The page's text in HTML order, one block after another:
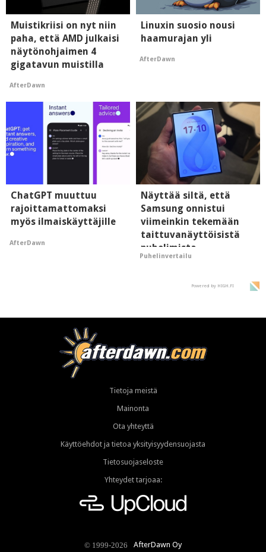
Muistikriisi on nyt niin
paha, että AMD julkaisi
näytönohjaimen 4
gigatavun muistilla
AfterDawn
Linuxin suosio nousi
haamurajan yli
AfterDawn
ChatGPT muuttuu
rajoittamattomaksi
myös ilmaiskäyttäjille
AfterDawn
Näyttää siltä, että
Samsung onnistui
viimeinkin tekemään
taittuvanäyttöisistä
puhelimista
supersuosittuja
Puhelinvertailu
Powered by HIGH.FI
Tietoja meistä
Mainonta
Ota yhteyttä
Käyttöehdot ja tietoa yksityisyydensuojasta
Tietosuojaseloste
Yhteydet tarjoaa:
© 1999-2026 AfterDawn Oy